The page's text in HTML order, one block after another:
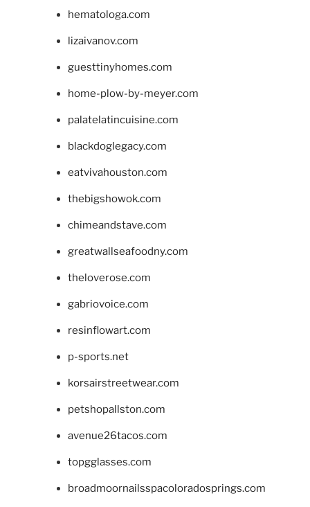
hematologa.com
lizaivanov.com
guesttinyhomes.com
home-plow-by-meyer.com
palatelatincuisine.com
blackdoglegacy.com
eatvivahouston.com
thebigshowok.com
chimeandstave.com
greatwallseafoodny.com
theloverose.com
gabriovoice.com
resinflowart.com
p-sports.net
korsairstreetwear.com
petshopallston.com
avenue26tacos.com
topgglasses.com
broadmoornailsspacoloradosprings.com